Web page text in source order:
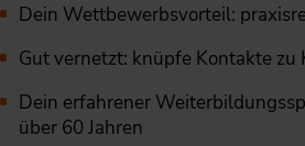
Dein Wettbewerbsvorteil:
Gut vernetzt: knüpfe Kontakte
Dein erfahrener
über 60 Jahren